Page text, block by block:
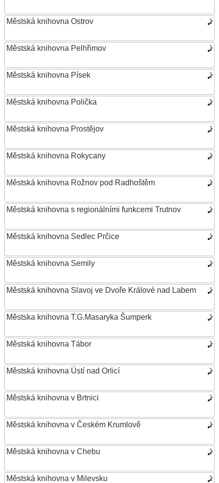
Městská knihovna Ostrov
Městská knihovna Pelhřimov
Městská knihovna Písek
Městská knihovna Polička
Městská knihovna Prostějov
Městská knihovna Rokycany
Městská knihovna Rožnov pod Radhoštěm
Městská knihovna s regionálními funkcemi Trutnov
Městská knihovna Sedlec Prčice
Městská knihovna Semily
Městská knihovna Slavoj ve Dvoře Králové nad Labem
Městska knihovna T.G.Masaryka Šumperk
Městská knihovna Tábor
Městská knihovna Ústí nad Orlicí
Městská knihovna v Brtnici
Městská knihovna v Českém Krumlově
Městská knihovna v Chebu
Městská knihovna v Milevsku